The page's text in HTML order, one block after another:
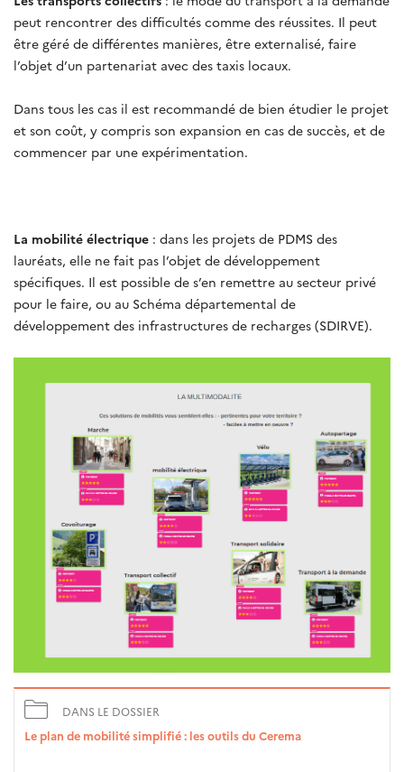
peut rencontrer des difficultés comme des réussites. Il peut
être géré de différentes manières, être externalisé, faire
l’objet d’un partenariat avec des taxis locaux.
Dans tous les cas il est recommandé de bien étudier le projet
et son coût, y compris son expansion en cas de succès, et de
commencer par une expérimentation.
La mobilité électrique : dans les projets de PDMS des
lauréats, elle ne fait pas l’objet de développement
spécifiques. Il est possible de s’en remettre au secteur privé
pour le faire, ou au Schéma départemental de
développement des infrastructures de recharges (SDIRVE).
DANS LE DOSSIER
Le plan de mobilité simplifié : les outils du Cerema